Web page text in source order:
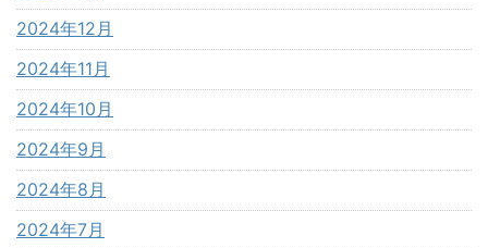
2024年12月
2024年11月
2024年10月
2024年9月
2024年8月
2024年7月